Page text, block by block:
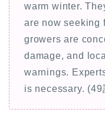
warm winter.
are now seeking
growers are
damage, and
warnings.
is necessary. (49